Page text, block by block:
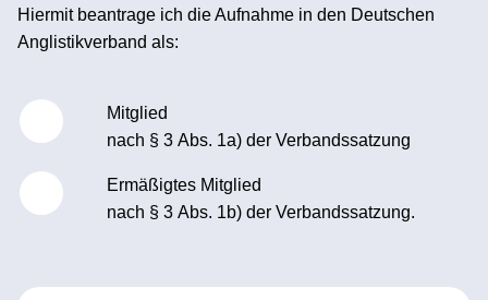
Hiermit beantrage ich die Aufnahme in den Deutschen
Anglistikverband als:
Mitglied
nach § 3 Abs. 1a) der Verbandssatzung
Ermäßigtes Mitglied
nach § 3 Abs. 1b) der Verbandssatzung.